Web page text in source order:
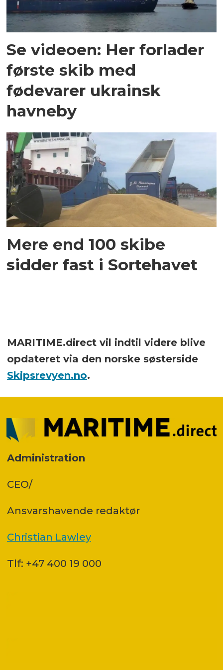
Se videoen: Her forlader
første skib med
fødevarer ukrainsk
havneby
Mere end 100 skibe
sidder fast i Sortehavet
MARITIME.direct vil indtil videre blive
opdateret via den norske søsterside
Skipsrevyen.no.
Administration
CEO/
Ansvars­havende redaktør
Christian Lawley
Tlf: +47 400 19 000